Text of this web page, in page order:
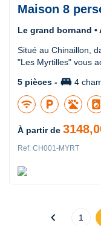
Maison 8
Le grand bornand
Situé au Chinaillon,
"Les Myrtilles" vous
5 pièces - king_bed 4
wifi local_parking local_laundry_service
À partir de
Ref. CH001-MYRT
chevron_left 1